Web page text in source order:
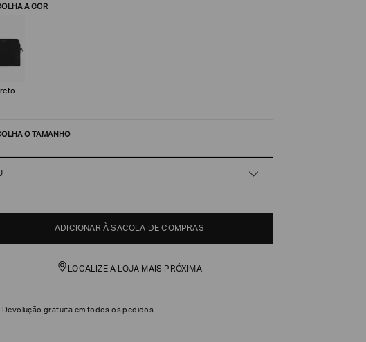
A COR
O TAMANHO
ADICIONAR À SACOLA DE COMPRAS
LOCALIZE A LOJA MAIS PRÓXIMA
Devolução gratuita em todos os pedidos